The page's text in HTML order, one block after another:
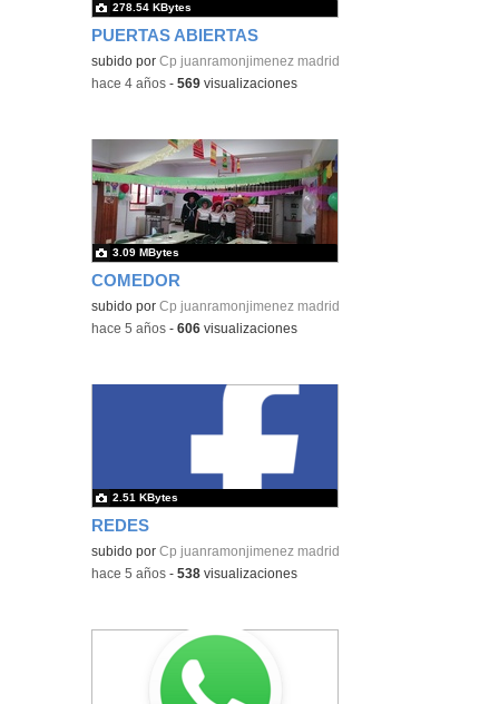
PUERTAS ABIERTAS
subido porCp juanramonjimenez madrid
278.54 KBytes
-hace 4 años -569 visualizaciones
COMEDOR
subido porCp juanramonjimenez madrid
3.09 MBytes
-hace 5 años -606 visualizaciones
REDES
subido porCp juanramonjimenez madrid
2.51 KBytes
-hace 5 años -538 visualizaciones